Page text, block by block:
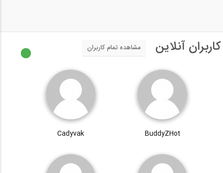
کاربران آنلاین مشاهده تمام کاربران
BuddyZHot
Cadyvak